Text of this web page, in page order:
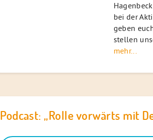
bei der
geben
stellen
mehr...
Podcast: „Rolle vorwärts mit